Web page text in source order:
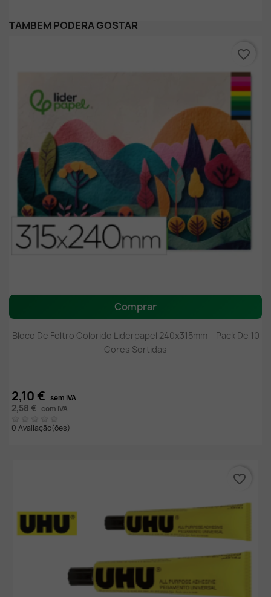
TAMBÉM PODERÁ GOSTAR
Comprar
Bloco De Feltro Colorido Liderpapel 240x315mm – Pack De 10
Cores Sortidas
2,10 € sem IVA
2,58 € com IVA
0 Avaliação(ões)
favorite_border
favorite_border